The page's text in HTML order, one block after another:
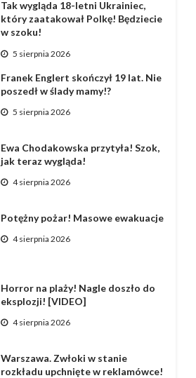
Tak wygląda 18-letni Ukrainiec,
który zaatakował Polkę! Będziecie
w szoku!
5 sierpnia 2026
Franek Englert skończył 19 lat. Nie
poszedł w ślady mamy!?
5 sierpnia 2026
Ewa Chodakowska przytyła! Szok,
jak teraz wygląda!
4 sierpnia 2026
Potężny pożar! Masowe ewakuacje
4 sierpnia 2026
Horror na plaży! Nagle doszło do
eksplozji! [VIDEO]
4 sierpnia 2026
Warszawa. Zwłoki w stanie
rozkładu upchnięte w reklamówce!